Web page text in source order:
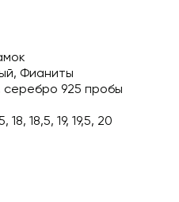
Фианиты
серебро 925 пробы
18, 18,5, 19, 19,5, 20